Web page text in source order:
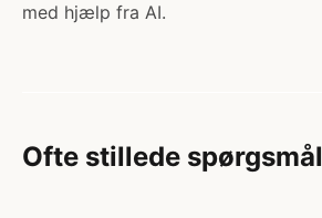
med hjælp fra AI.
Ofte stillede spørgsmål